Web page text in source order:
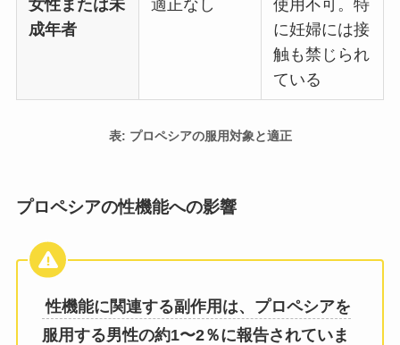
女性または未
成年者
適正なし
使用不可。特
に妊婦には接
触も禁じられ
ている
表: プロペシアの服用対象と適正
プロペシアの性機能への影響
性機能に関連する副作用は、プロペシアを
服用する男性の約1〜2％に報告されていま